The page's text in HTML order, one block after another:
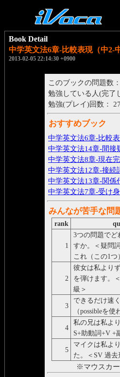
Book Detail
中学英文法6章-比較表現（中2-
2013-02-05 22:14:30 +0900
このブックの問題数
勉強している人(完了
勉強(プレイ)回数：
おすすめブック
中学英文法6章-比較
中学英文法14章-間接
中学英文法8章-現在
中学英文法12章-接続
中学英文法13章-関係
中学英文法7章-受け
みんなが苦手な問
rank
1
3つの問題でど
すか。＜疑問
これ（この1つ
2
彼女は私より
を弾けます。
級＞
3
できるだけ速
（possibleを使
4
私の兄は私よ
S+助動詞+V +
5
マイクは私よ
た。＜SV 過去
※マウスカ